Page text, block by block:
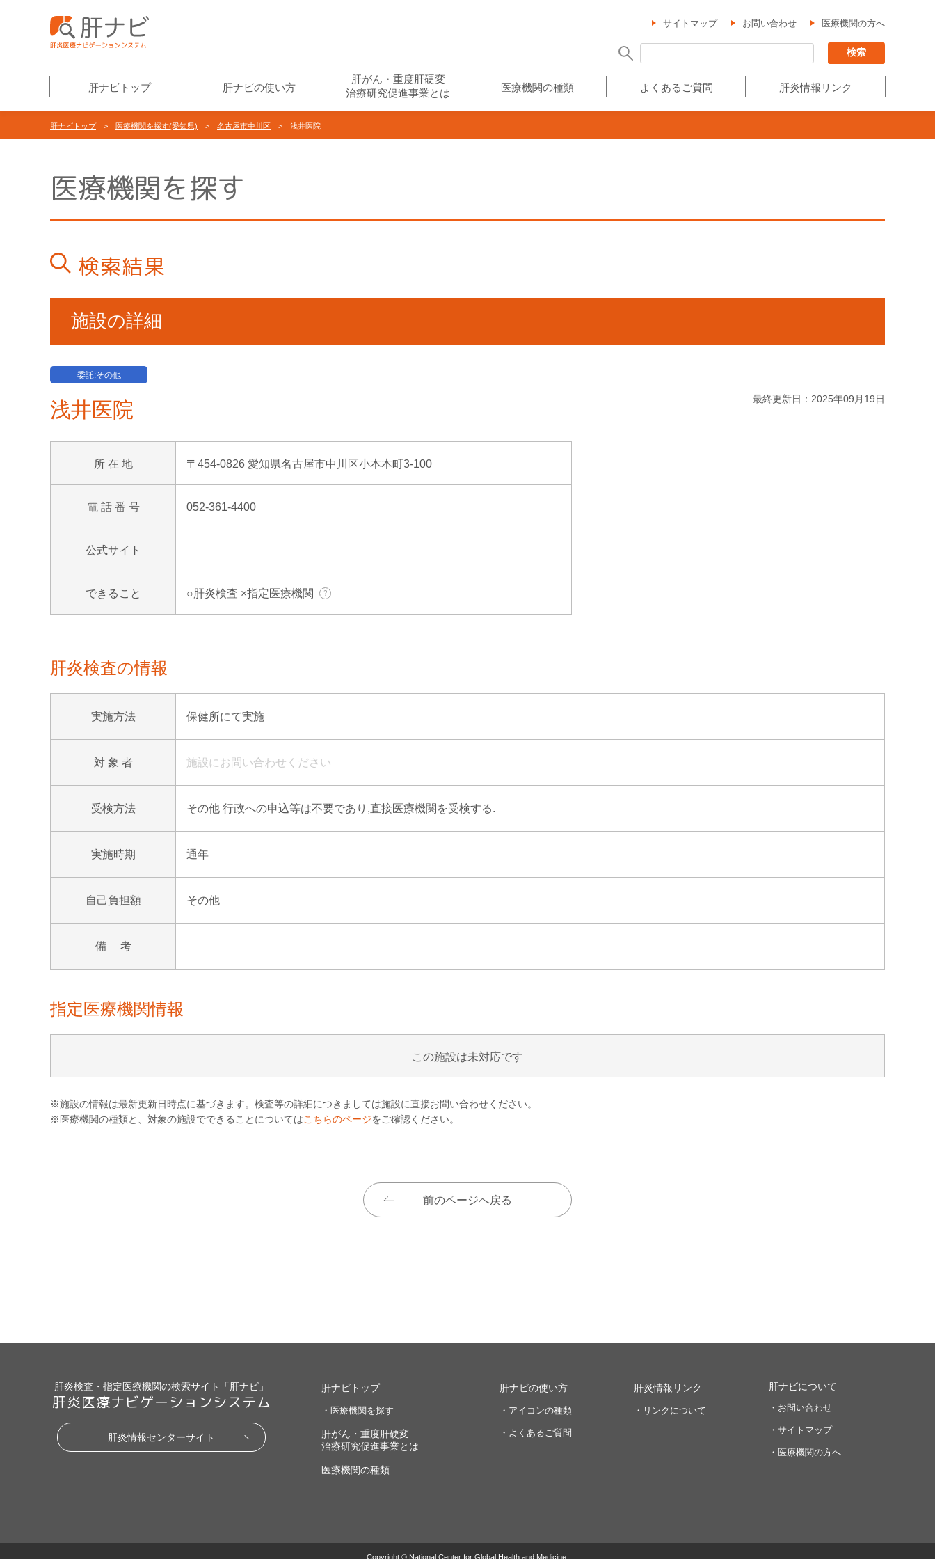
サイトマップ お問い合わせ 医療機関の方へ
肝ナビトップ 肝ナビの使い方
肝がん・重度肝硬変
治療研究促進事業とは
医療機関の種類 よくあるご質問 肝炎情報リンク
肝ナビトップ> 医療機関を探す(愛知県) > 名古屋市中川区 > 浅井医院
医療機関を探す
検索結果
施設の詳細
委託:その他
浅井医院
所 在 地 〒454-0826 愛知県名古屋市中川区小本本町3-100
電 話 番 号 052-361-4400
公式サイト
できること ○肝炎検査 ×指定医療機関
最終更新日：2025年09月19日
肝炎検査の情報
実施方法 保健所にて実施
対 象 者 施設にお問い合わせください
受検方法 その他 行政への申込等は不要であり,直接医療機関を受検する.
実施時期 通年
自己負担額 その他
備 考
指定医療機関情報
この施設は未対応です
※施設の情報は最新更新日時点に基づきます。検査等の詳細につきましては施設に直接お問い合わせください。
※医療機関の種類と、対象の施設でできることについてはこちらのページをご確認ください。
前のページへ戻る
肝炎検査・指定医療機関の検索サイト「肝ナビ」
肝炎医療ナビゲーションシステム
肝炎情報センターサイト
肝ナビトップ
・医療機関を探す
肝がん・重度肝硬変
治療研究促進事業とは
医療機関の種類
肝ナビの使い方
・アイコンの種類
・よくあるご質問
肝炎情報リンク
・リンクについて
肝ナビについて
・お問い合わせ
・サイトマップ
・医療機関の方へ
Copyright © National Center for Global Health and Medicine.